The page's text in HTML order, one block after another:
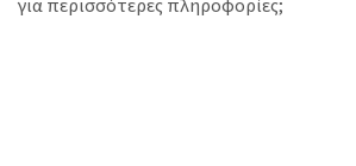
για περισσότερες πληροφορίες;